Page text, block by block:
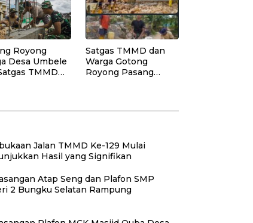
Royong
Desa Umbele
TMMD
Satgas TMMD dan
Warga Gotong
Royong Pasang
Polewali
Jalan TMMD Ke-129 Mulai
Hasil yang Signifikan
Atap Seng dan Plafon SMP
2 Bungku Selatan Rampung